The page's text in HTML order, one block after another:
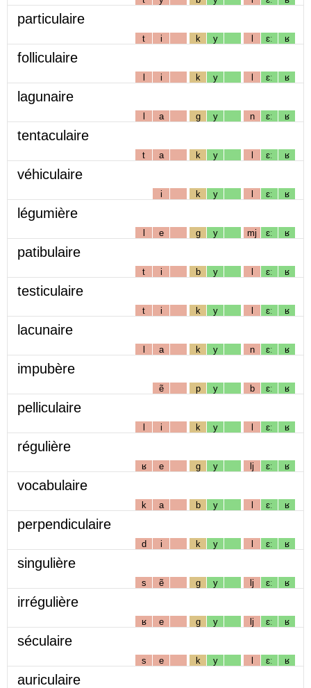
particulaire
t i k y l ɛː ʁ
folliculaire
l i k y l ɛː ʁ
lagunaire
l a g y n ɛː ʁ
tentaculaire
t a k y l ɛː ʁ
véhiculaire
i k y l ɛː ʁ
légumière
l e g y mj ɛː ʁ
patibulaire
t i b y l ɛː ʁ
testiculaire
t i k y l ɛː ʁ
lacunaire
l a k y n ɛː ʁ
impubère
ẽ p y b ɛː ʁ
pelliculaire
l i k y l ɛː ʁ
régulière
ʁ e g y lj ɛː ʁ
vocabulaire
k a b y l ɛː ʁ
perpendiculaire
d i k y l ɛː ʁ
singulière
s ẽ g y lj ɛː ʁ
irrégulière
ʁ e g y lj ɛː ʁ
séculaire
s e k y l ɛː ʁ
auriculaire